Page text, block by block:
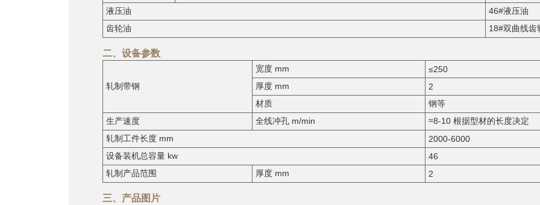
液压油
46#液压油
齿轮油
18#双曲线齿
二、设备参数
轧制带钢
宽度 mm
≤250
厚度 mm
2
材质
钢等
生产速度
全线冲孔 m/min
≈8-10 根据型材的长度决定
轧制工件长度 mm
2000-6000
设备装机总容量 kw
46
轧制产品范围
厚度 mm 2
三、产品图片